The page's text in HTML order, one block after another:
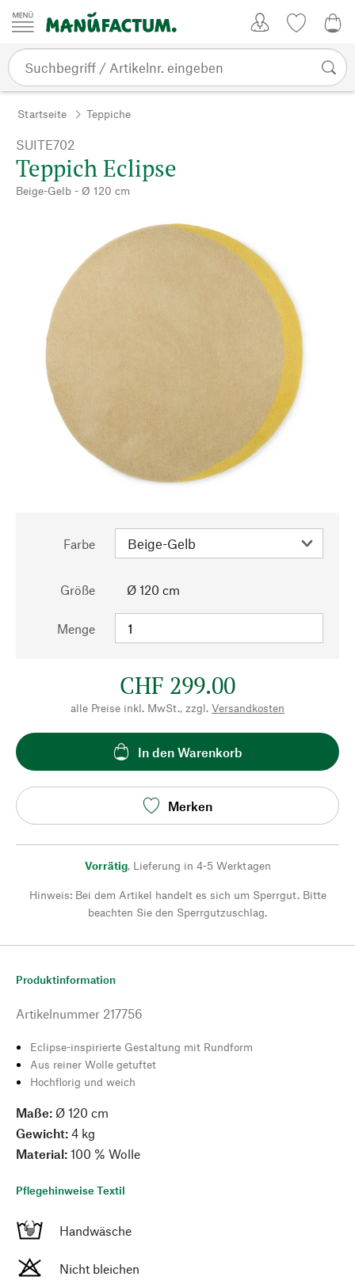
Zum Inhalt springen
Startseite Teppiche
SUITE702
Teppich Eclipse
Beige-Gelb - Ø 120 cm
Farbe
Größe Ø 120 cm
Menge
CHF 299.00
alle Preise inkl. MwSt., zzgl. Versandkosten
In den Warenkorb
Merken
Vorrätig, Lieferung in 4-5 Werktagen
Hinweis: Bei dem Artikel handelt es sich um Sperrgut. Bitte
beachten Sie den Sperrgutzuschlag.
Produktinformation
Artikelnummer 217756
Eclipse-inspirierte Gestaltung mit Rundform
Aus reiner Wolle getuftet
Hochflorig und weich
Maße: Ø 120 cm
Gewicht: 4 kg
Material: 100 % Wolle
Pflegehinweise Textil
Handwäsche
Nicht bleichen